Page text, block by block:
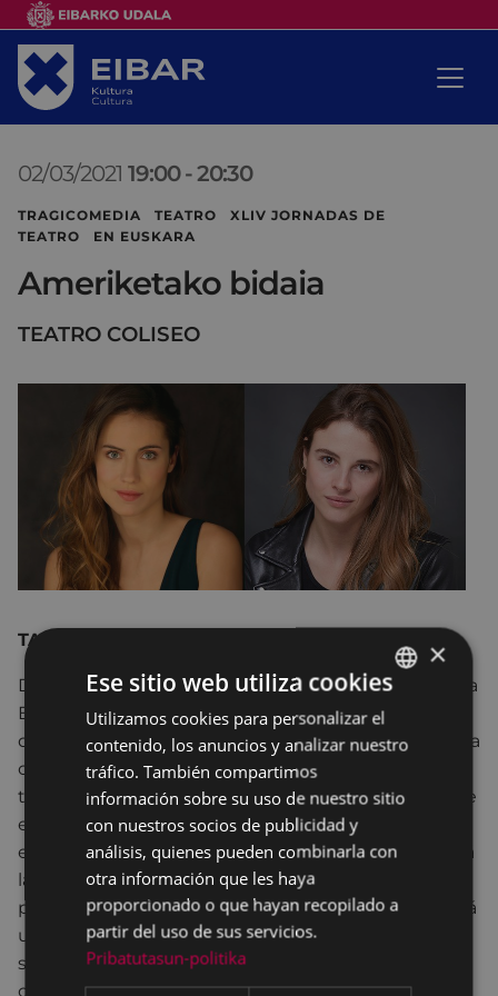
02/03/2021 19:00 -20:30
TRAGICOMEDIA TEATRO XLIV JORNADAS DE
TEATRO EN EUSKARA
Ameriketako bidaia
TEATRO COLISEO
TANTTAKA TEATROA - Gipuzkoa
Dos adolescentes vascas, Jone y María, han venido a
Estados Unidos para todo el curso. Son muy
diferentes y no se solucionan. Jone tiene una buena
opinión sobre “la vida de los americanos”. María
tiene muchos prejuicios con los yanquis. Cuando se
encuentran en el aeropuerto, le roban a Jone su
equipaje y su documentación. La policía la declarará
latina inmigrante ilegal y la arrestará. Debido a
problemas lingüísticos y prejuicios racionales, sufrirá
una situación kafkiana. Tras una semana dramática,
será liberada antes de ser deportada a la frontera
con México.
BASQUE
SPANISH
×
Ese sitio web utiliza cookies
Utilizamos cookies para personalizar el
contenido, los anuncios y analizar nuestro
tráfico. También compartimos
información sobre su uso de nuestro sitio
con nuestros socios de publicidad y
análisis, quienes pueden combinarla con
otra información que les haya
proporcionado o que hayan recopilado a
partir del uso de sus servicios.
Pribatutasun-politika